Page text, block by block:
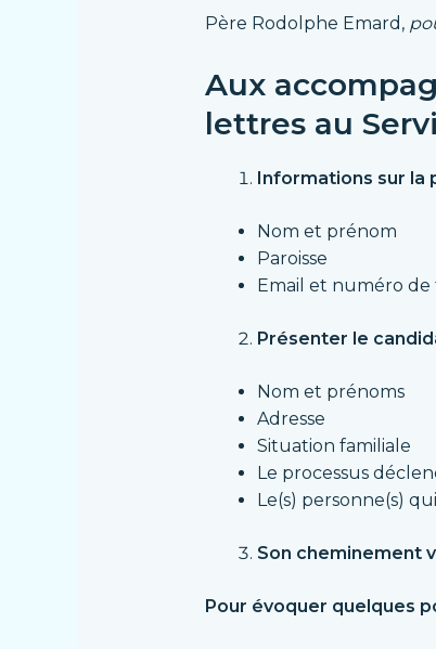
Père Rodolphe Emard,
Aux
lettres au
Informations sur la
Nom et prénom
Paroisse
Email et numéro
Présenter le
Nom et prénoms
Adresse
Situation familiale
Le processus
Le(s) personne(s)
Son cheminement
Pour évoquer quelques